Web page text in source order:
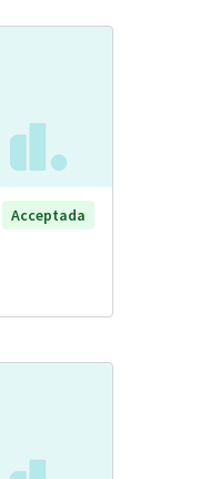
Acceptada